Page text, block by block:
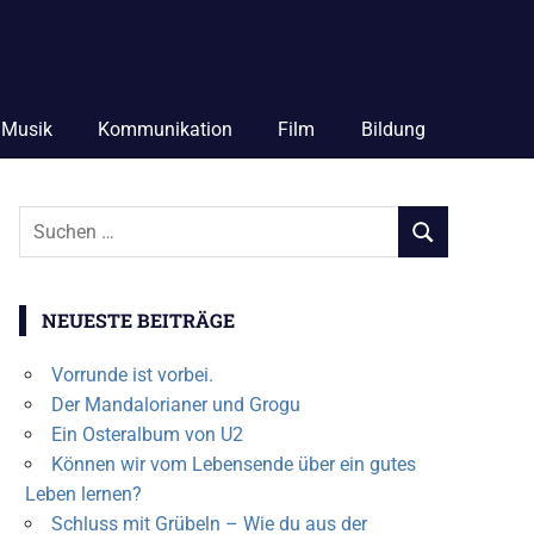
Musik Kommunikation Film Bildung
Suchen
SUCHEN
NEUESTE BEITRÄGE
Vorrunde ist vorbei.
Der Mandalorianer und Grogu
Ein Osteralbum von U2
Können wir vom Lebensende über ein gutes
Leben lernen?
Schluss mit Grübeln – Wie du aus der